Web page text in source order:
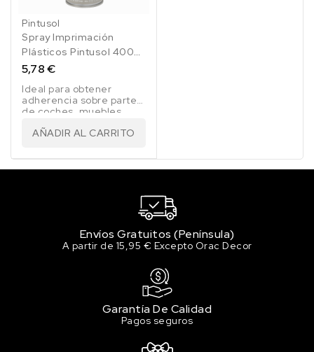
Pintusol
Spray Imprimación
Plásticos Pintusol 400
Ml
5,78 €
Ideal para obtener
adherencia sobre partes
de coches, muebles,
AÑADIR AL CARRITO
Envíos Gratuitos (Península)
A partir de 15,95 € Excepto Orac Decor
Garantía De Calidad
Pagos seguros